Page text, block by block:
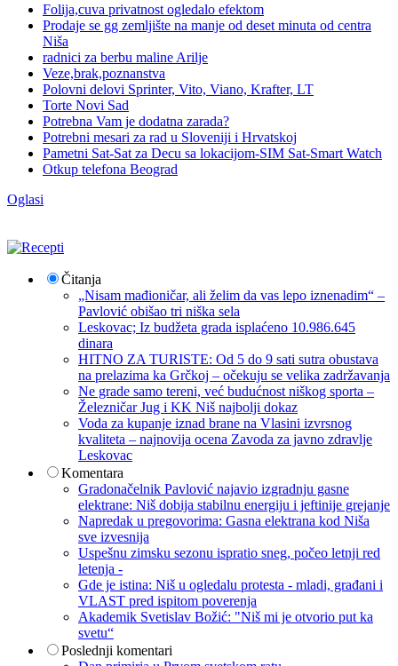
Folija,cuva privatnost ogledalo efektom
Prodaje se gg zemljište na manje od deset minuta od centra
Niša
radnici za berbu maline Arilje
Veze,brak,poznanstva
Polovni delovi Sprinter, Vito, Viano, Krafter, LT
Torte Novi Sad
Potrebna Vam je dodatna zarada?
Potrebni mesari za rad u Sloveniji i Hrvatskoj
Pametni Sat-Sat za Decu sa lokacijom-SIM Sat-Smart Watch
Otkup telefona Beograd
Oglasi
Čitanja
„Nisam mađioničar, ali želim da vas lepo iznenadim“ –
Pavlović obišao tri niška sela
Leskovac; Iz budžeta grada isplaćeno 10.986.645
dinara
HITNO ZA TURISTE: Od 5 do 9 sati sutra obustava
na prelazima ka Grčkoj – očekuju se velika zadržavanja
Ne grade samo tereni, već budućnost niškog sporta –
Železničar Jug i KK Niš najbolji dokaz
Voda za kupanje iznad brane na Vlasini izvrsnog
kvaliteta – najnovija ocena Zavoda za javno zdravlje
Leskovac
Komentara
Gradonačelnik Pavlović najavio izgradnju gasne
elektrane: Niš dobija stabilnu energiju i jeftinije grejanje
Napredak u pregovorima: Gasna elektrana kod Niša
sve izvesnija
Uspešnu zimsku sezonu ispratio sneg, počeo letnji red
letenja -
Gde je istina: Niš u ogledalu protesta - mladi, građani i
VLAST pred ispitom poverenja
Akademik Svetislav Božić: "Niš mi je otvorio put ka
svetu“
Poslednji komentari